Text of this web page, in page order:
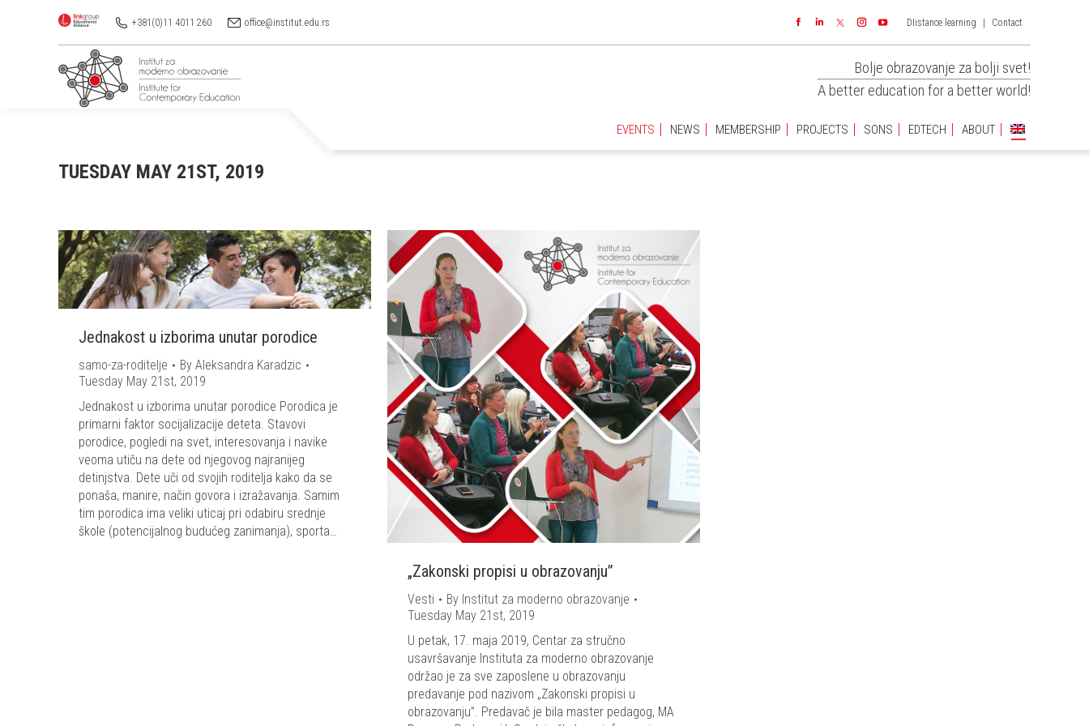
+381(0)11 4011 260 office@institut.edu.rs
FacebookLinkedin Instagram
DIistance learning Contact
Bolje obrazovanje za bolji svet!
A better education for a better world!
EVENTS NEWS MEMBERSHIP PROJECTS SONS EDTECH ABOUT
TUESDAY MAY 21ST, 2019
Jednakost u izborima unutar porodice
samo-za-roditelje By Aleksandra Karadzic
Tuesday May 21st, 2019
Jednakost u izborima unutar porodice Porodica je
primarni faktor socijalizacije deteta. Stavovi
porodice, pogledi na svet, interesovanja i navike
veoma utiču na dete od njegovog najranijeg
detinjstva. Dete uči od svojih roditelja kako da se
ponaša, manire, način govora i izražavanja. Samim
tim porodica ima veliki uticaj pri odabiru srednje
škole (potencijalnog budućeg zanimanja), sporta…
„Zakonski propisi u obrazovanju”
Vesti By Institut za moderno obrazovanje
Tuesday May 21st, 2019
U petak, 17. maja 2019, Centar za stručno
usavršavanje Instituta za moderno obrazovanje
održao je za sve zaposlene u obrazovanju
predavanje pod nazivom „Zakonski propisi u
obrazovanju”. Predavač je bila master pedagog, MA
PROJECTS SONS EDTECH ABOUT